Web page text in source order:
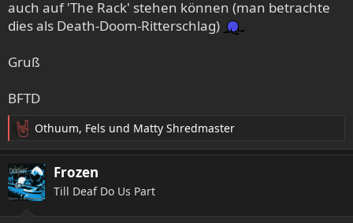
auch auf 'The Rack' stehen können (man betrachte
dies als Death-Doom-Ritterschlag)
Gruß
BFTD
R
e
a
k
t
Othuum, Fels und Matty Shredmaster
Frozen
Till Deaf Do Us Part